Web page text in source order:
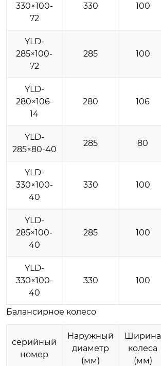
330×100-
72
330 100
YLD-
285×100-
72
285 100
YLD-
280×106-
14
280 106
YLD-
285×80-40
285 80
YLD-
330×100-
40
330 100
YLD-
285×100-
40
285 100
YLD-
330×100-
40
330 100
Балансирное колесо
серийный
номер
Наружный
диаметр
(мм)
Ширина
колеса
(мм)